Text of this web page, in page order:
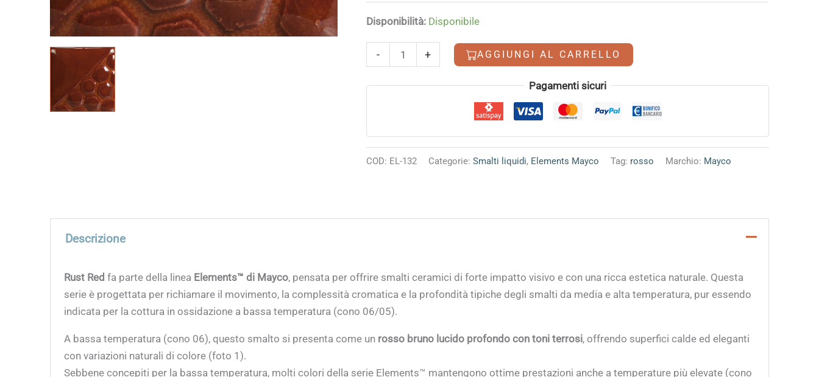
Disponibilità: Disponibile
-
Red
quantità
+ AGGIUNGI AL CARRELLO
Alternative: Pagamenti sicuri
COD: EL-132 Categorie:Smalti liquidi, Elements Mayco Tag: rosso Marchio: Mayco
Descrizione
Rust Red fa parte della linea Elements™ di Mayco, pensata per offrire smalti ceramici di forte impatto visivo e con una ricca estetica naturale. Questa
serie è progettata per richiamare il movimento, la complessità cromatica e la profondità tipiche degli smalti da media e alta temperatura, pur essendo
indicata per la cottura in ossidazione a bassa temperatura (cono 06/05).
A bassa temperatura (cono 06), questo smalto si presenta come un rosso bruno lucido profondo con toni terrosi, offrendo superfici calde ed eleganti
con variazioni naturali di colore (foto 1).
Sebbene concepiti per la bassa temperatura, molti colori della serie Elements™ mantengono ottime prestazioni anche a temperature più elevate (cono